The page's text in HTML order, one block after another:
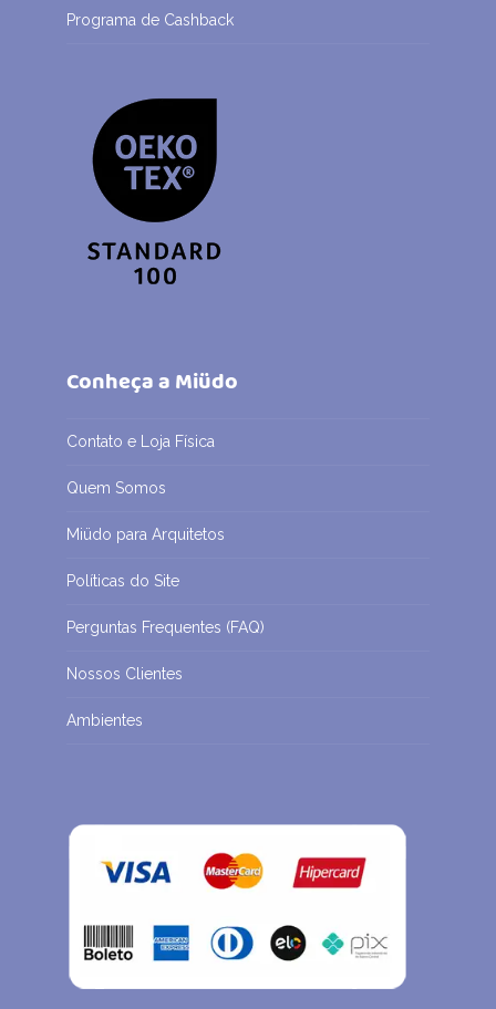
Programa de Cashback
Conheça a Miüdo
Contato e Loja Física
Quem Somos
Miüdo para Arquitetos
Políticas do Site
Perguntas Frequentes (FAQ)
Nossos Clientes
Ambientes